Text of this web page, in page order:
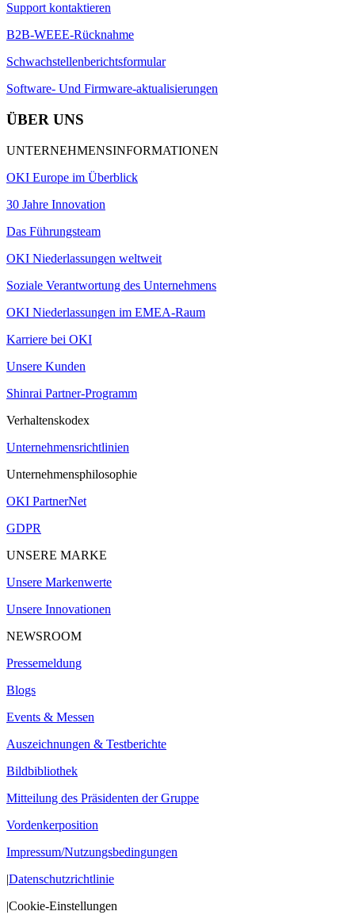
Support kontaktieren
B2B-WEEE-Rücknahme
Schwachstellenberichtsformular
Software- Und Firmware-aktualisierungen
ÜBER UNS
UNTERNEHMENSINFORMATIONEN
OKI Europe im Überblick
30 Jahre Innovation
Das Führungsteam
OKI Niederlassungen weltweit
Soziale Verantwortung des Unternehmens
OKI Niederlassungen im EMEA-Raum
Karriere bei OKI
Unsere Kunden
Shinrai Partner-Programm
Verhaltenskodex
Unternehmensrichtlinien
Unternehmensphilosophie
OKI PartnerNet
GDPR
UNSERE MARKE
Unsere Markenwerte
Unsere Innovationen
NEWSROOM
Pressemeldung
Blogs
Events & Messen
Auszeichnungen & Testberichte
Bildbibliothek
Mitteilung des Präsidenten der Gruppe
Vordenkerposition
Impressum/Nutzungsbedingungen
|Datenschutzrichtlinie
|Cookie-Einstellungen